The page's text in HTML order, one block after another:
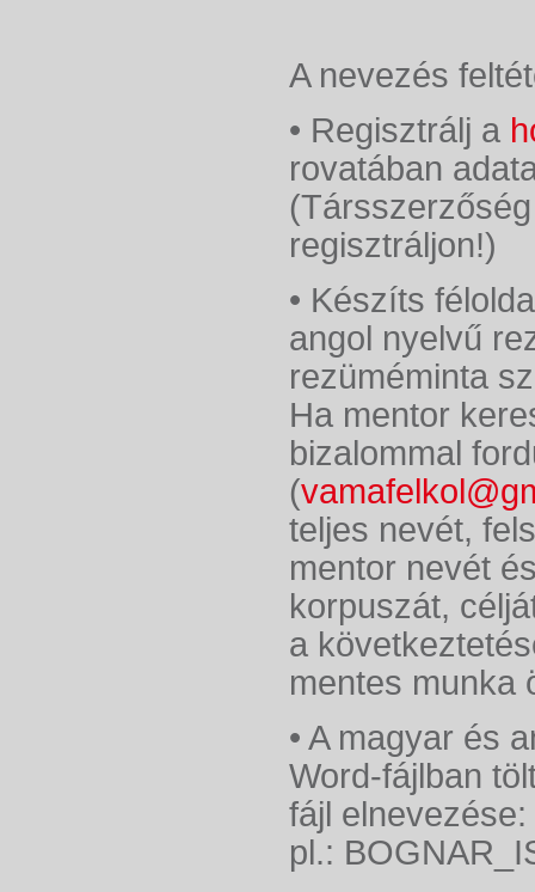
A nevezés
• Regisztrálj a
rovatában
regisztráljon!)
• Készíts
angol nyelvű
rezüméminta
Ha mentor
bizalommal
(
teljes nevét,
mentor nevét
korpuszát,
a
mentes munka
• A magyar és
Word-fájlban
fájl
pl.: